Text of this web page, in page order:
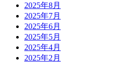
2025年8月
2025年7月
2025年6月
2025年5月
2025年4月
2025年2月